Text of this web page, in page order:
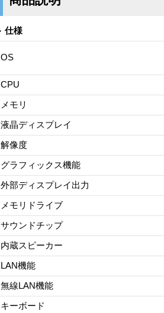
仕様
OS
CPU
メモリ
液晶ディスプレイ
解像度
グラフィックス機能
外部ディスプレイ出力
メモリドライブ
サウンドチップ
内蔵スピーカー
LAN機能
無線LAN機能
キーボード